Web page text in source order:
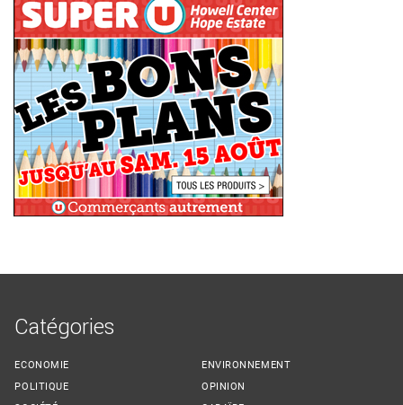
Catégories
ECONOMIE
POLITIQUE
ENVIRONNEMENT
OPINION